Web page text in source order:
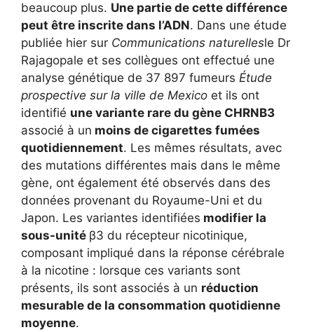
beaucoup plus. Une partie de cette différence
peut être inscrite dans l’ADN. Dans une étude
publiée hier sur Communications naturellesle Dr
Rajagopale et ses collègues ont effectué une
analyse génétique de 37 897 fumeurs Étude
prospective sur la ville de Mexico et ils ont
identifié une variante rare du gène CHRNB3
associé à un moins de cigarettes fumées
quotidiennement. Les mêmes résultats, avec
des mutations différentes mais dans le même
gène, ont également été observés dans des
données provenant du Royaume-Uni et du
Japon. Les variantes identifiées modifier la
sous-unité β3 du récepteur nicotinique,
composant impliqué dans la réponse cérébrale
à la nicotine : lorsque ces variants sont
présents, ils sont associés à un réduction
mesurable de la consommation quotidienne
moyenne.